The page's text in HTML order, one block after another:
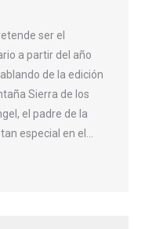
ser el
a partir del año
de la edición
Sierra de los
el padre de la
especial en el…